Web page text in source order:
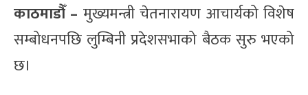
काठमाडौँ – मुख्यमन्त्री चेतनारायण आचार्यको विशेष
सम्बोधनपछि लुम्बिनी प्रदेशसभाको बैठक सुरु भएको
छ।